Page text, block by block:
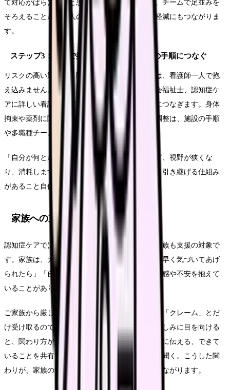
て対応がばらばらだと患者さんが混乱するため、チームで足並みを
そろえることが、本人の安心にも看護師の負担軽減にもつながりま
す。
ステップ3：一人で抱えず、多職種・施設の手順につなぐ
リスクの高い対応や、医学的判断を要する場面は、看護師一人で抱
え込みません。医師、薬剤師、リハビリ職、社会福祉士、認知症ケ
アに詳しい看護師など、多職種で検討する体制につなぎます。身体
拘束や薬剤に関わる判断、退院支援、家族との調整は、施設の手順
や多職種チームで決めるものです。
「自分が何とかしなければ」と一人で背負うほど、視野が狭くな
り、消耗します。困ったときに相談できる相手、引き継げる仕組み
があること自体が、認知症ケアの質を支えます。
家族への支援も看護の一部
認知症ケアでは、患者さん本人だけでなく、ご家族も支援の対象で
す。家族は、大切な人の変化に戸惑い、「もっと早く気づいてあげ
られたら」「自分が介護しきれない」という罪悪感や不安を抱えて
いることがあります。
ご家族から厳しい言葉を向けられたとき、それを「クレーム」とだ
け受け取るのではなく、その背景にある不安や悲しみに目を向ける
と、関わり方が変わります。本人の様子をこまめに伝える、できて
いることを共有する、家族の気持ちを否定せずに聞く。こうした関
わりが、家族の安心と、看護師との信頼関係につながります。